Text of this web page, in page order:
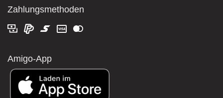
Zahlungsmethoden
Amigo-App